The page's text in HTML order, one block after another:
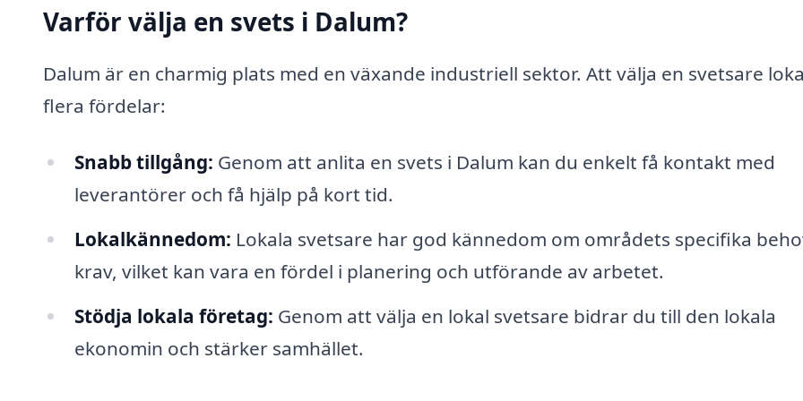
Varför välja en svets i Dalum?
Dalum är en charmig plats med en växande industriell sektor. Att välja en svetsare
flera fördelar:
Snabb tillgång: Genom att anlita en svets i Dalum kan du enkelt få kontakt med
leverantörer och få hjälp på kort tid.
Lokalkännedom: Lokala svetsare har god kännedom om områdets specifika
krav, vilket kan vara en fördel i planering och utförande av arbetet.
Stödja lokala företag: Genom att välja en lokal svetsare bidrar du till den lokala
ekonomin och stärker samhället.